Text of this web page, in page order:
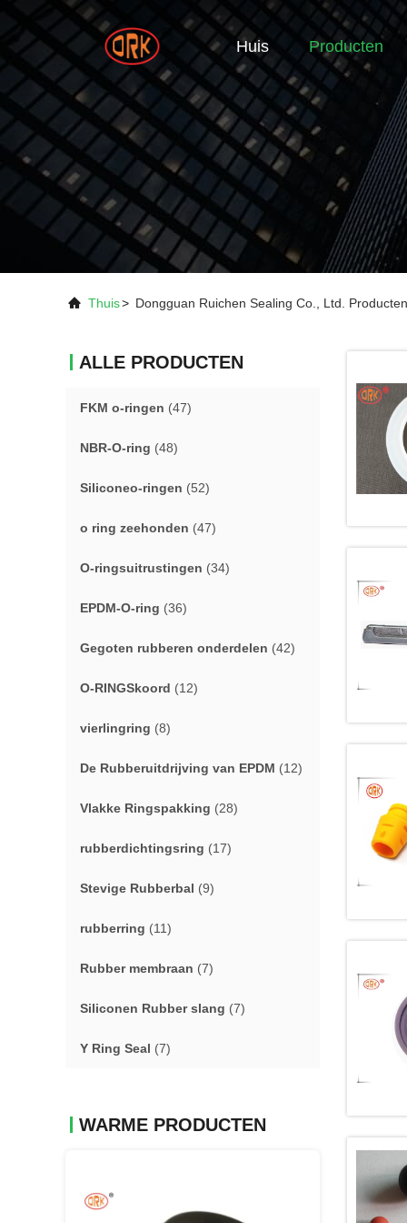
Huis Producten
Thuis> Dongguan Ruichen Sealing Co., Ltd.
ALLE PRODUCTEN
FKM o-ringen (47)
NBR-O-ring (48)
Siliconeo-ringen (52)
o ring zeehonden (47)
O-ringsuitrustingen (34)
EPDM-O-ring (36)
Gegoten rubberen onderdelen (42)
O-RINGSkoord (12)
vierlingring (8)
De Rubberuitdrijving van EPDM (12)
Vlakke Ringspakking (28)
rubberdichtingsring (17)
Stevige Rubberbal (9)
rubberring (11)
Rubber membraan (7)
Siliconen Rubber slang (7)
Y Ring Seal (7)
WARME PRODUCTEN